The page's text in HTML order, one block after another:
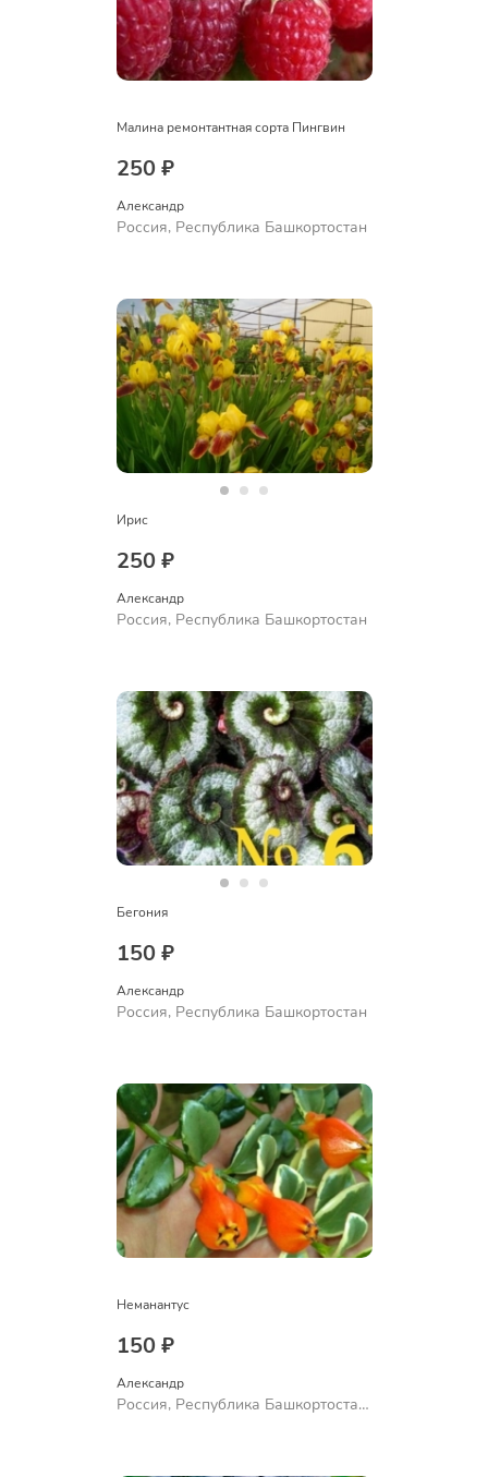
Малина ремонтантная сорта Пингвин
250 ₽
Александр
Россия, Республика Башкортостан
Ирис
250 ₽
Александр
Россия, Республика Башкортостан
Бегония
150 ₽
Александр
Россия, Республика Башкортостан
Неманантус
150 ₽
Александр
Россия, Республика Башкортостан,